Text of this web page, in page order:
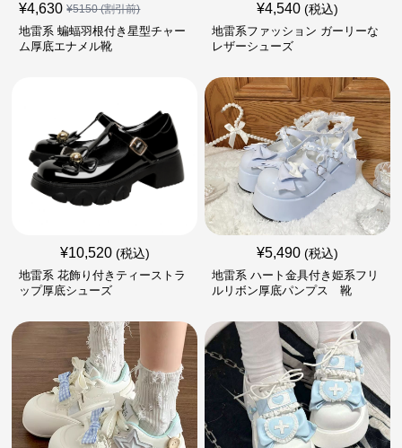
¥4,630 ¥5150(割引前)
地雷系 蝙蝠羽根付き星型チャー
ム厚底エナメル靴
¥4,540 (税込)
地雷系ファッション ガーリーな
レザーシューズ
¥10,520 (税込)
地雷系 花飾り付きティーストラ
ップ厚底シューズ
¥5,490 (税込)
地雷系 ハート金具付き姫系フリ
ルリボン厚底パンプス 靴